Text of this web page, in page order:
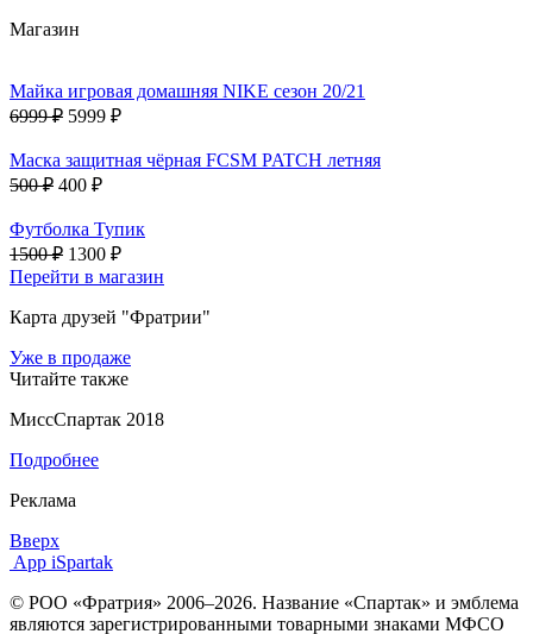
Магазин
Майка игровая домашняя NIKE сезон 20/21
6999 ₽ 5999 ₽
Маска защитная чёрная FCSM PATCH летняя
500 ₽ 400 ₽
Футболка Тупик
1500 ₽ 1300 ₽
Перейти в магазин
Карта друзей "Фратрии"
Уже в продаже
Читайте также
МиссСпартак 2018
Подробнее
Реклама
Вверх
App iSpartak
© РОО «Фратрия» 2006–2026. Название «Спартак» и эмблема
являются зарегистрированными товарными знаками МФСО